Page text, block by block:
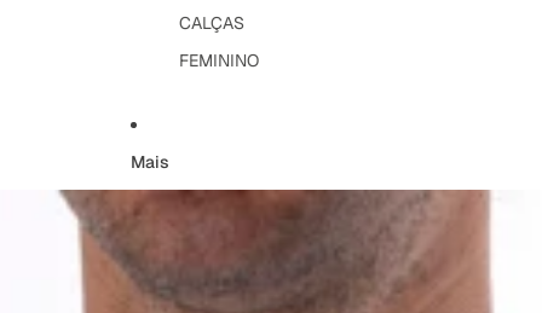
CALÇAS
FEMININO
Mais